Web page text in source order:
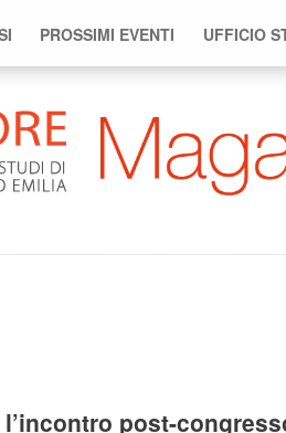
PROSSIMI EVENTI UFFICIO
post-